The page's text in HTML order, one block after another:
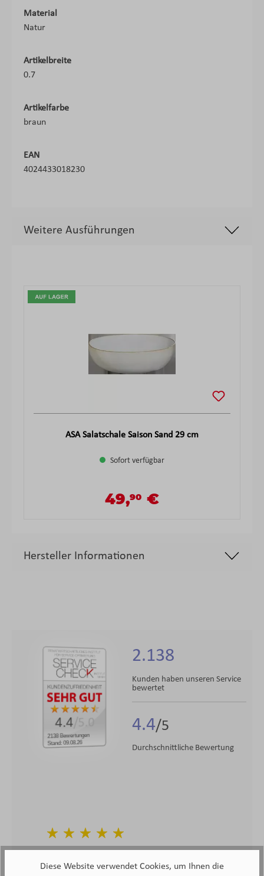
Material
Natur
Artikelbreite
0.7
Artikelfarbe
braun
EAN
4024433018230
Weitere Ausführungen
ASA Salatschale Saison Sand 29 cm
Sofort verfügbar
Regulärer Preis:
Verkaufspreis:
49,90 €
Hersteller Informationen
2138 Bewertungen
Stand: 09.08.26
4.4/5.0
2.138
Kunden haben unseren Service
bewertet
4.4
Durchschnittliche Bewertung
Lieferzeit eingehalten, das Möbelhaus ist sehr sauber
Diese Website verwendet Cookies, um Ihnen die